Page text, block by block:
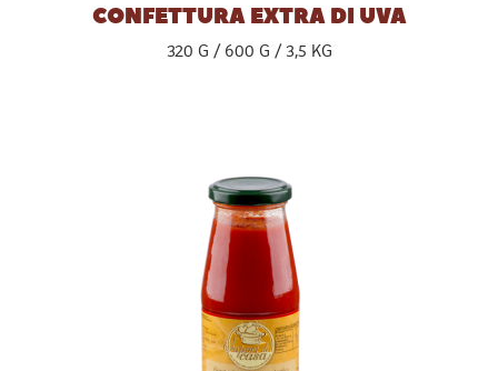
CONFETTURA EXTRA DI UVA
320 G 600 G 3,5 KG